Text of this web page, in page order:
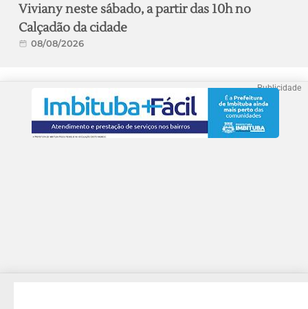
Viviany neste sábado, a partir das 10h no
Calçadão da cidade
08/08/2026
Publicidade